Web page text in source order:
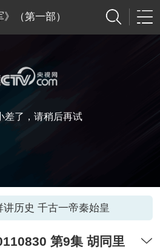
》（第一部）
差了，请稍后再试
讲历史 千古一帝秦始皇
第9集 胡同里